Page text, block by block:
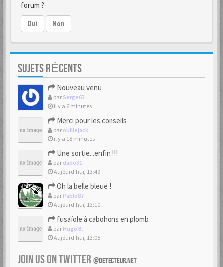
forum ?
Oui Non
SUJETS RÉCENTS
Nouveau venu
par Serge63
il y a 6 minutes
Merci pour les conseils
par ouillejack
il y a 18 minutes
Une sortie...enfin !!!
par dado31
Aujourd’hui, 13:49
Oh la belle bleue !
par Pablo87
Aujourd’hui, 13:10
fusaïole à cabohons en plomb
par Hugo B.
Aujourd’hui, 13:05
JOIN US ON TWITTER @DETECTEUR.NET